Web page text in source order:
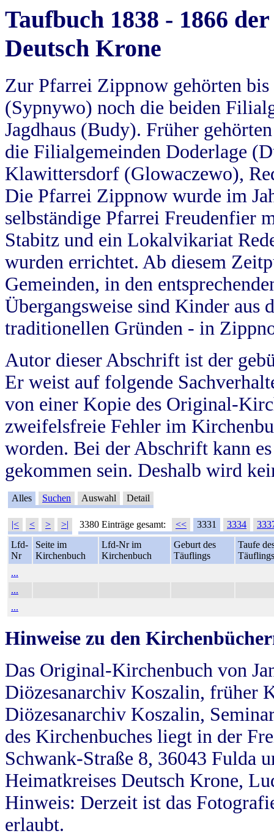
Taufbuch 1838 - 1866
Deutsch Krone
Zur Pfarrei Zippnow gehörten
(Sypnywo) noch die beiden
Jagdhaus (Budy). Früher
die Filialgemeinden Doderlage
Klawittersdorf (Glowaczewo),
Die Pfarrei Zippnow wurde im
selbständige Pfarrei Freudenfier
Stabitz und ein Lokalvikariat
wurden errichtet. Ab diesem
Gemeinden, in den
Übergangsweise sind Kinder aus
traditionellen Gründen - in
Autor dieser Abschrift ist der
Er weist auf folgende
von einer Kopie des Original-
zweifelsfreie Fehler im
worden. Bei der Abschrift kann
gekommen sein. Deshalb wird
Alles Suchen Auswahl Detail
|< < > >| 3380 Einträge gesamt: << 3331 3334
Lfd-
Nr
Seite im
Kirchenbuch
Lfd-Nr im
Kirchenbuch
Geburt des
Täuflings
Taufe
Täuflings
...
...
...
Hinweise zu den
Das Original-Kirchenbuch von
Diözesanarchiv Koszalin, früher
Diözesanarchiv Koszalin,
des Kirchenbuches liegt in der
Schwank-Straße 8, 36043 Fulda
Heimatkreises Deutsch Krone,
Hinweis: Derzeit ist das
erlaubt.